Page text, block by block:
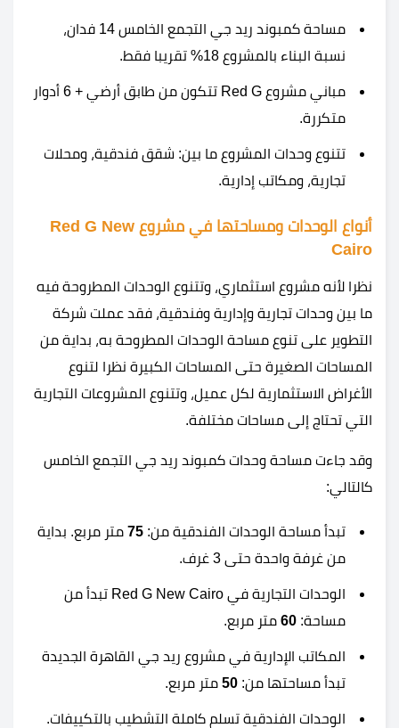
مساحة كمبوند ريد جي التجمع الخامس 14 فدان،
نسبة البناء بالمشروع 18% تقريبا فقط.
مباني مشروع Red G تتكون من طابق أرضي + 6 أدوار
متكررة.
تتنوع وحدات المشروع ما بين: شقق فندقية، ومحلات
تجارية، ومكاتب إدارية.
أنواع الوحدات ومساحتها في مشروع Red G New
Cairo
نظرا لأنه مشروع استثماري، وتتنوع الوحدات المطروحة فيه
ما بين وحدات تجارية وإدارية وفندقية، فقد عملت شركة
التطوير على تنوع مساحة الوحدات المطروحة به، بداية من
المساحات الصغيرة حتى المساحات الكبيرة نظرا لتنوع
الأغراض الاستثمارية لكل عميل، وتتنوع المشروعات التجارية
التي تحتاج إلى مساحات مختلفة.
وقد جاءت مساحة وحدات كمبوند ريد جي التجمع الخامس
كالتالي:
تبدأ مساحة الوحدات الفندقية من: 75 متر مربع. بداية
من غرفة واحدة حتى 3 غرف.
الوحدات التجارية في Red G New Cairo تبدأ من
مساحة: 60 متر مربع.
المكاتب الإدارية في مشروع ريد جي القاهرة الجديدة
تبدأ مساحتها من: 50 متر مربع.
الوحدات الفندقية تسلم كاملة التشطيب بالتكييفات.